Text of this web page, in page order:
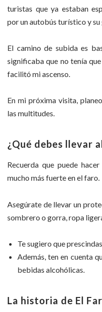
turistas que ya estaban
por un autobús turístico y su
El camino de subida es
significaba que no tenía
facilitó mi ascenso.
En mi próxima visita,
las multitudes.
¿Qué debes llevar
Recuerda que puede
mucho más fuerte en el faro.
Asegúrate de llevar un
sombrero o gorra, ropa
Te sugiero que
Además, ten en cuenta
bebidas alcohólicas.
La historia de El